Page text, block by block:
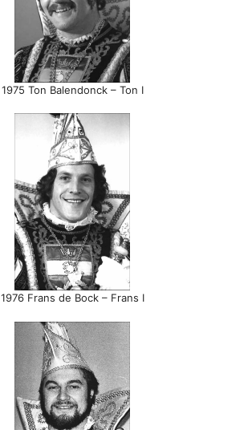
1975 Ton Balendonck – Ton I
1976 Frans de Bock – Frans I